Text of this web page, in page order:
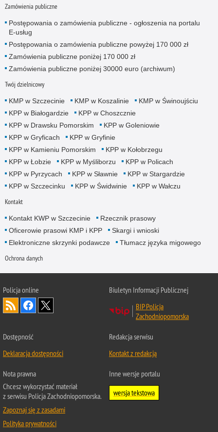
Zamówienia publiczne
Postępowania o zamówienia publiczne - ogłoszenia na portalu
E-usług
Postępowania o zamówienia publiczne powyżej 170 000 zł
Zamówienia publiczne poniżej 170 000 zł
Zamówienia publiczne poniżej 30000 euro (archiwum)
Twój dzielnicowy
KMP w Szczecinie KMP w Koszalinie
KMP w Świnoujściu
KPP w Białogardzie
KPP w Choszcznie
KPP w Drawsku Pomorskim
KPP w Goleniowie
KPP w Gryficach
KPP w Gryfinie
KPP w Kamieniu Pomorskim
KPP w Kołobrzegu
KPP w Łobzie
KPP w Myśliborzu
KPP w Policach
KPP w Pyrzycach
KPP w Sławnie
KPP w Stargardzie
KPP w Szczecinku
KPP w Świdwinie KPP w Wałczu
Kontakt
Kontakt KWP w Szczecinie
Rzecznik prasowy
Oficerowie prasowi KMP i KPP
Skargi i wnioski
Elektroniczne skrzynki podawcze
Tłumacz języka migowego
Ochrona danych
Policja online
Biuletyn Informacji Publicznej
BIP Policja
Zachodniopomorska
Dostępność
Deklaracja dostępności
Redakcja serwisu
Kontakt z redakcją
Nota prawna
Chcesz wykorzystać materiał
z serwisu Policja Zachodniopomorska.
Zapoznaj się z zasadami
Polityka prywatności
Inne wersje portalu
wersja tekstowa